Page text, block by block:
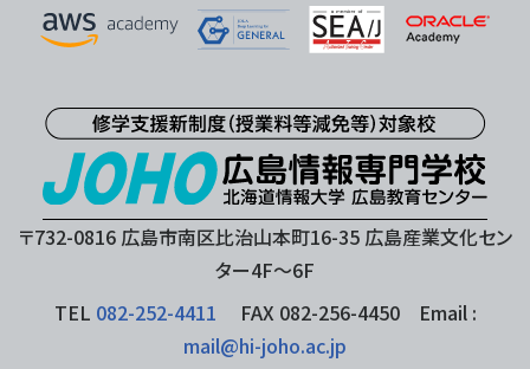
〒732-0816 広島市南区比治山本町16-35 広島産業文化セン
ター4F〜6F
TEL 082-252-4411 FAX 082-256-4450 Email :
mail@hi-joho.ac.jp